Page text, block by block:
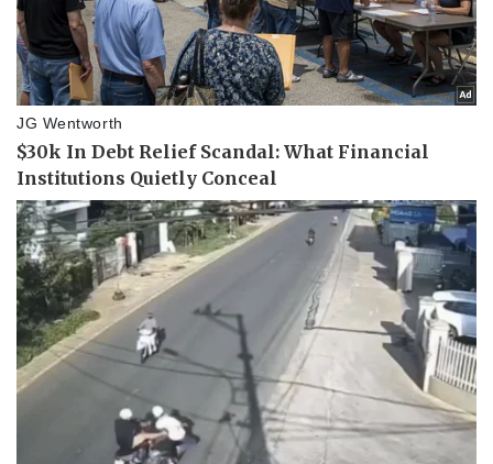
Thể thao
Bóng đá
Lịch thi đấu bóng đá
Thế giới thể thao
eSports
Hậu trường
Ô tô - Xe máy
Ô tô
Xe máy
Tư vấn